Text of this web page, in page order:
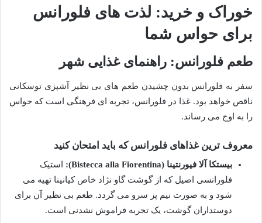
خوراک و خرید: لذت های فلورانس
برای حواس شما
طعم فلورانس: راهنمای غذایی شهر
سفر به فلورانس بدون چشیدن طعم های بی نظیر آشپزی توسکانی
ناقص خواهد بود. غذا در فلورانس، تجربه ای فرهنگی است که حواس
را به اوج می رساند.
معروف ترین غذاهای فلورانس که باید امتحان کنید
بیستکا آلا فیورنتینا (Bistecca alla Fiorentina):
استیک
فلورانسی اصیل که از گوشت گاو نژاد خاص کیانینا تهیه می
شود و به صورت نیم پز سرو می گردد. طعم بی نظیر آن برای
دوستداران گوشت، یک تجربه فراموش نشدنی است.